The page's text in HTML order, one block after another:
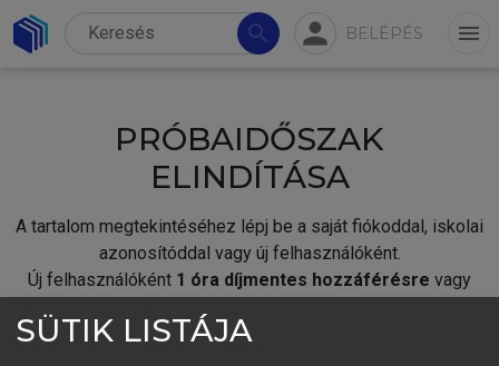
search person BELÉPÉS menu
PRÓBAIDŐSZAK
ELINDÍTÁSA
A tartalom megtekintéséhez lépj be a saját fiókoddal, iskolai
azonosítóddal vagy új felhasználóként.
Új felhasználóként 1 óra díjmentes hozzáférésre vagy
SÜTIK LISTÁJA